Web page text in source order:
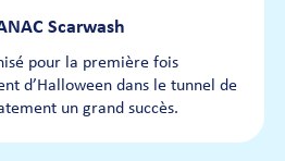
Scarwash
pour la première fois
d’Halloween dans le tunnel de
un grand succès.